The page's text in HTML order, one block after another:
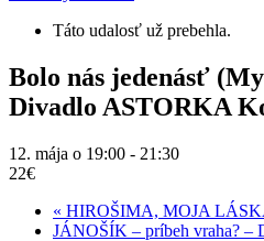
Táto udalosť už prebehla.
Bolo nás jedenásť
Divadlo ASTORKA
12. mája o 19:00 - 21:30
22€
« HIROŠIMA, MOJA
JÁNOŠÍK – príbeh vraha? –